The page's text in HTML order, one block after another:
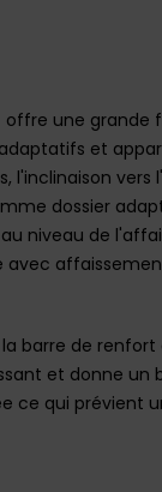
offre une grande
et
l'inclinaison vers
dossier
niveau de
avec
barre de renfort
et donne un
ce qui prévient